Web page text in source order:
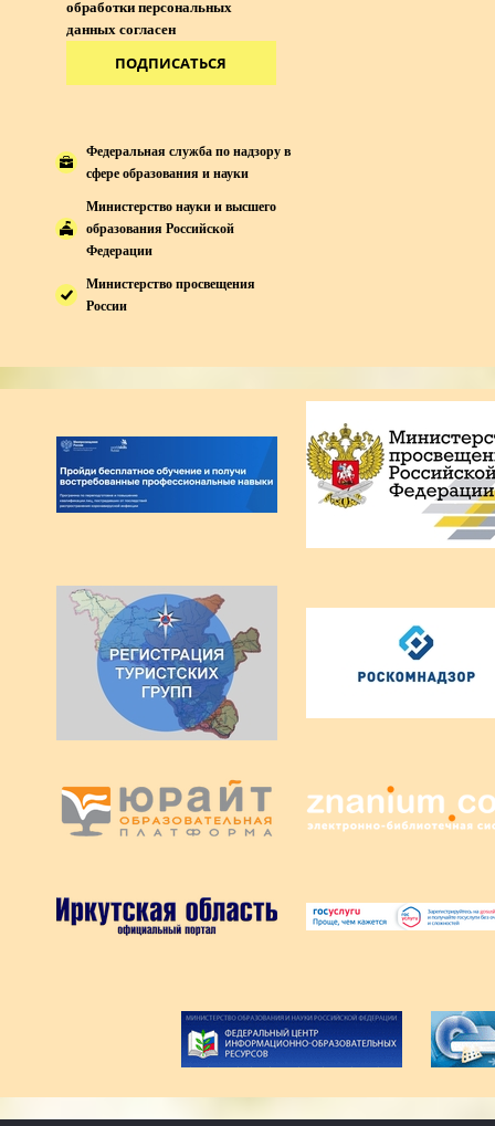
обработки персональных
данных согласен
ПОДПИСАТЬСЯ
Федеральная служба по надзору в
сфере образования и науки
Министерство науки и высшего
образования Российской
Федерации
Министерство просвещения
России